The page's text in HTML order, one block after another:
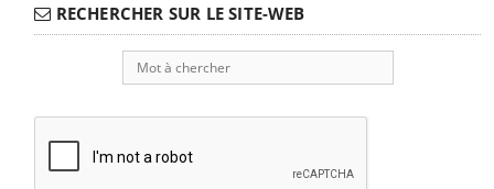
RECHERCHER SUR LE SITE-WEB